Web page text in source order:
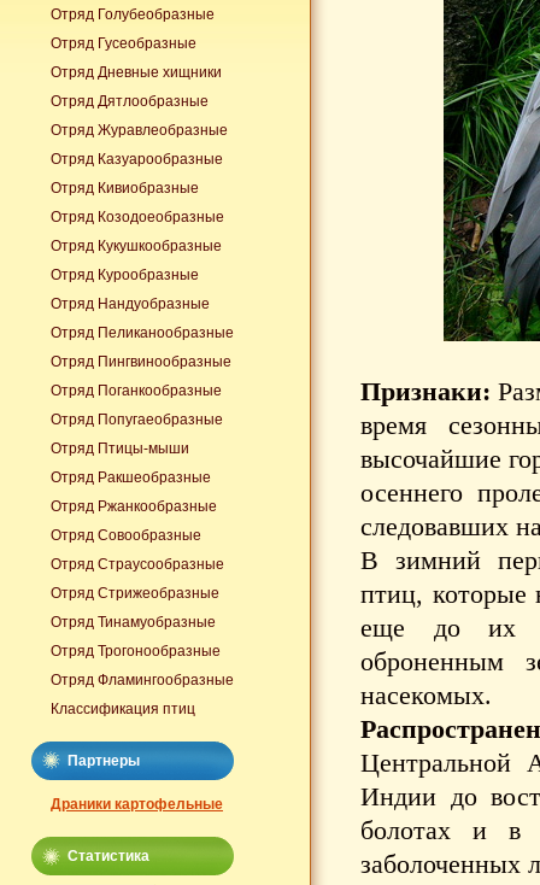
Признаки:
время
высочайшие
осеннего
следовавших
В зимний
птиц, которые
еще до их
оброненным
насекомых.
Центральной
Индии до
болотах и в
заболоченных
Отряд Голубеобразные
Отряд Гусеобразные
Отряд Дневные хищники
Отряд Дятлообразные
Отряд Журавлеобразные
Отряд Казуарообразные
Отряд Кивиобразные
Отряд Козодоеобразные
Отряд Кукушкообразные
Отряд Курообразные
Отряд Нандуобразные
Отряд Пеликанообразные
Отряд Пингвинообразные
Отряд Поганкообразные
Отряд Попугаеобразные
Отряд Птицы-мыши
Отряд Ракшеобразные
Отряд Ржанкообразные
Отряд Совообразные
Отряд Страусообразные
Отряд Стрижеобразные
Отряд Тинамуобразные
Отряд Трогонообразные
Отряд Фламингообразные
Классификация птиц
Партнеры
Драники картофельные
Статистика